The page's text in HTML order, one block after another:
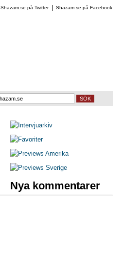
Shazam.se på Facebook
Shazam.se på Twitter
SÖK
Nya kommentarer